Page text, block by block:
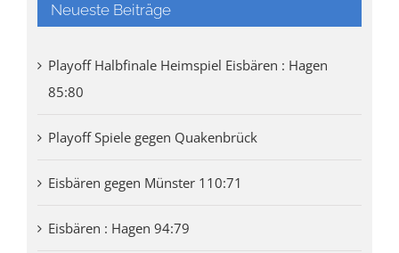
Neueste Beiträge
Playoff Halbfinale Heimspiel Eisbären : Hagen
85:80
Playoff Spiele gegen Quakenbrück
Eisbären gegen Münster 110:71
Eisbären : Hagen 94:79